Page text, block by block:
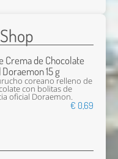
Crema de Chocolate
15 g
coreano relleno de
con bolitas de
oficial Doraemon.
€ 0,69